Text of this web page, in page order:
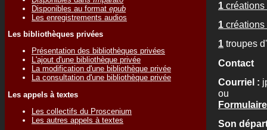
Disponibles au format epub
Les enregistrements audios
Les bibliothèques privées
Présentation des bibliothèques privées
L'ajout d'une bibliothèque privée
La modification d'une bibliothèque privée
La consultation d'une bibliothèque privée
Les appels à textes
Les collectifs du Proscenium
Les autres appels à textes
1 créations
1 créations
1 troupes
Contact
Courriel :
ou
Son